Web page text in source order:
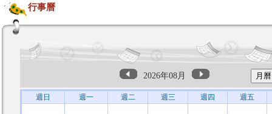
行事曆
2026年08月
週日 週一 週二 週三 週四 週五